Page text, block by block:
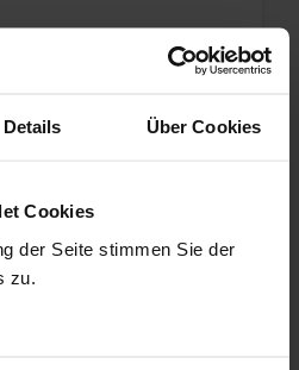
Details Über Cookies
Cookies
der Seite stimmen Sie der
zu.